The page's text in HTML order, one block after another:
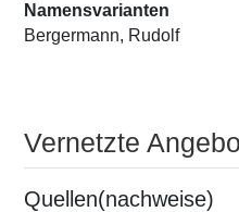
Namensvarianten
Bergermann, Rudolf
Vernetzte
Quellen(nachweise)